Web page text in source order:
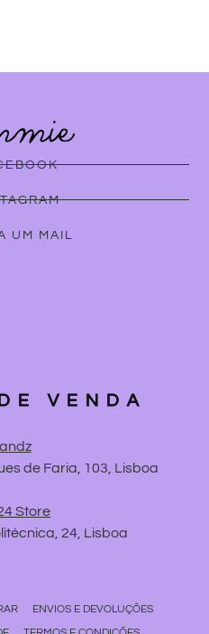
UM MAIL
VENDA
de Faria, 103, Lisboa
Store
24, Lisboa
ENVIOS E DEVOLUÇÕES